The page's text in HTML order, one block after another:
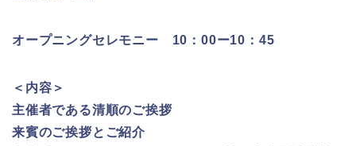
オープニングセレモニー 10：00ー10：45
＜内容＞
主催者である清順のご挨拶
来賓のご挨拶とご紹介